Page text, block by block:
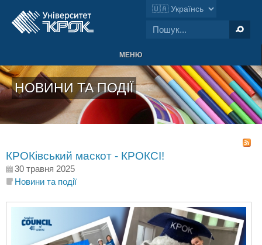
МЕНЮ
НОВИНИ ТА ПОДІЇ
КРОКівський маскот - КРОКСІ!
30 травня 2025
Новини та події